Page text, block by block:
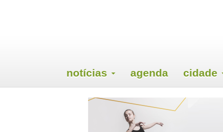
notícias agenda cidade